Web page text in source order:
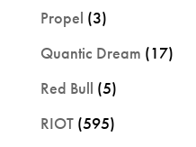
Propel (3)
Quantic Dream (17)
Red Bull (5)
RIOT(595)